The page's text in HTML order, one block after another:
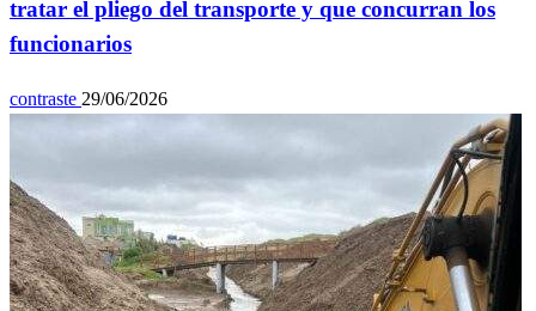
tratar el pliego del transporte y que concurran los
funcionarios
contraste 29/06/2026